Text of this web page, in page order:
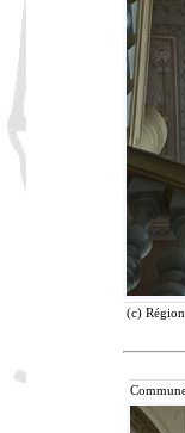
(c)